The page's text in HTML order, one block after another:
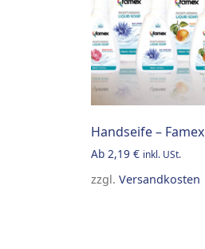
Handseife – Famex
Ab 2,19 € inkl. USt.
zzgl. Versandkosten